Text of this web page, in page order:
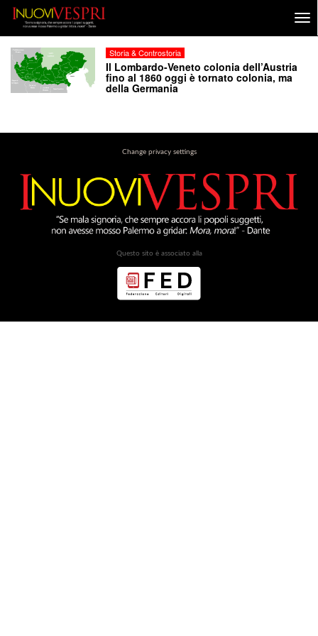
Storia & Controstoria
Il Lombardo-Veneto colonia dell’Austria
fino al 1860 oggi è tornato colonia, ma
della Germania
Change privacy settings
Questo sito è associato alla